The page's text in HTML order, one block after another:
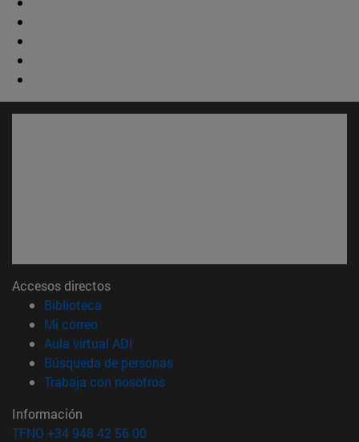
Accesos directos
Biblioteca
Mi correo(abre en nueva ventana)
Aula virtual ADI
Búsqueda de personas(abre en nueva ventana)
Trabaja con nosotros(abre en nueva ventana)
Información
TFNO +34 948 42 56 00